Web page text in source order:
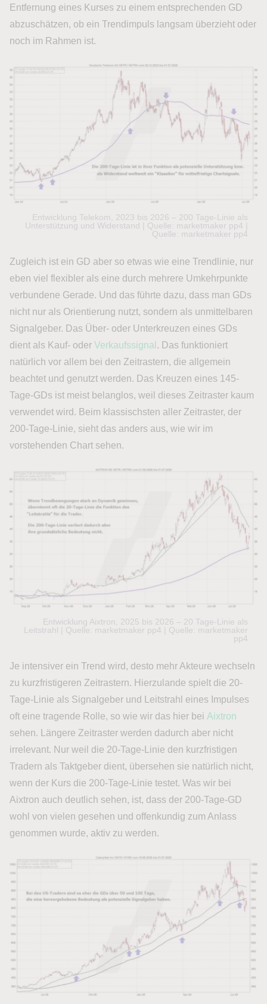
Entfernung eines Kurses zu einem entsprechenden GD
abzuschätzen, ob ein Trendimpuls langsam überzieht oder
noch im Rahmen ist.
Entwicklung Telekom, 2023 bis 2026 – 200 Tage-Linie als
Unterstützung und Widerstand | Quelle: marketmaker pp4 |
Quelle: marketmaker pp4
Zugleich ist ein GD aber so etwas wie eine Trendlinie, nur
eben viel flexibler als eine durch mehrere Umkehrpunkte
verbundene Gerade. Und das führte dazu, dass man GDs
nicht nur als Orientierung nutzt, sondern als unmittelbaren
Signalgeber. Das Über- oder Unterkreuzen eines GDs
dient als Kauf- oder Verkaufssignal . Das funktioniert
natürlich vor allem bei den Zeitrastern, die allgemein
beachtet und genutzt werden. Das Kreuzen eines 145-
Tage-GDs ist meist belanglos, weil dieses Zeitraster kaum
verwendet wird. Beim klassischsten aller Zeitraster, der
200-Tage-Linie, sieht das anders aus, wie wir im
vorstehenden Chart sehen.
Entwicklung Aixtron, 2025 bis 2026 – 20 Tage-Linie als
Leitstrahl | Quelle: marketmaker pp4 | Quelle: marketmaker
pp4
Je intensiver ein Trend wird, desto mehr Akteure wechseln
zu kurzfristigeren Zeitrastern. Hierzulande spielt die 20-
Tage-Linie als Signalgeber und Leitstrahl eines Impulses
oft eine tragende Rolle, so wie wir das hier bei Aixtron
sehen. Längere Zeitraster werden dadurch aber nicht
irrelevant. Nur weil die 20-Tage-Linie den kurzfristigen
Tradern als Taktgeber dient, übersehen sie natürlich nicht,
wenn der Kurs die 200-Tage-Linie testet. Was wir bei
Aixtron auch deutlich sehen, ist, dass der 200-Tage-GD
wohl von vielen gesehen und offenkundig zum Anlass
genommen wurde, aktiv zu werden.